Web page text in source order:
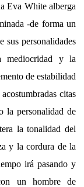
Eva White alberga
-de forma un
sus personalidades
mediocridad y la
de estabilidad
citas
la personalidad de
la tonalidad del
y la cordura de la
irá pasando y
un hombre de